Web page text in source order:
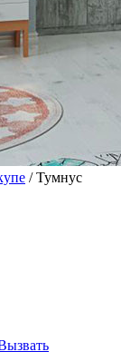
/ Тумнус